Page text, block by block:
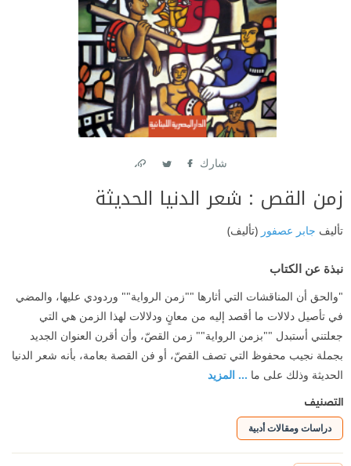
شارك
زمن القص : شعر الدنيا الحديثة
تأليف جابر عصفور (تأليف)
نبذة عن الكتاب
"والحق أن المناقشات التي أثارها ""زمن الرواية"" وردودي عليها، والمضي
في تأصيل دلالات ما أقصد إليه من معانٍ ودلالات لهذا الزمن هي التي
جعلتني أستبدل ""بزمن الرواية"" زمن القصّ، وأن أقرن العنوان الجديد
بجملة نجيب محفوظ التي تصف القصّ، أو فن القصة بعامة، بأنه شعر الدنيا
الحديثة وذلك على ما ... المزيد
التصنيف
دراسات ومقالات أدبية